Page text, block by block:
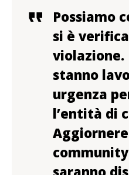
Possiamo
si è
violazione.
stanno
urgenza
l’entità di
saranno